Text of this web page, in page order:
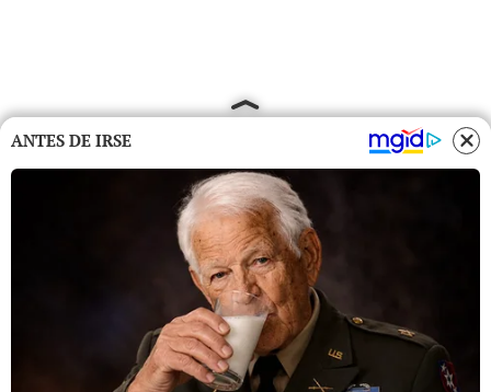
ANTES DE IRSE